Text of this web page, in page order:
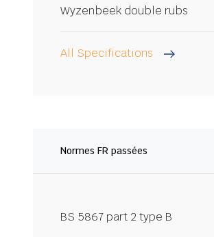
Wyzenbeek double rubs
All Specifications
Normes FR passées
BS 5867 part 2 type B